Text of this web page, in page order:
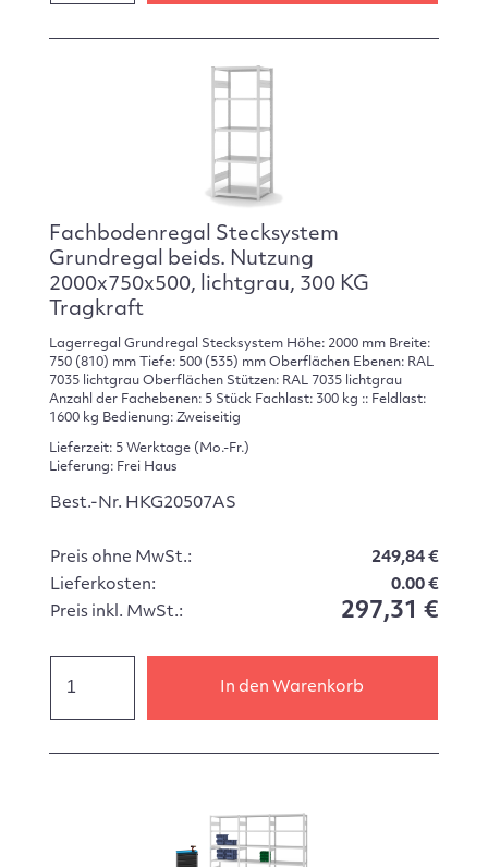
Fachbodenregal Stecksystem
Grundregal beids. Nutzung
2000x750x500, lichtgrau, 300 KG
Tragkraft
Lagerregal Grundregal Stecksystem Höhe: 2000 mm Breite:
750 (810) mm Tiefe: 500 (535) mm Oberflächen Ebenen: RAL
7035 lichtgrau Oberflächen Stützen: RAL 7035 lichtgrau
Anzahl der Fachebenen: 5 Stück Fachlast: 300 kg :: Feldlast:
1600 kg Bedienung: Zweiseitig
Lieferzeit: 5 Werktage (Mo.-Fr.)
Lieferung: Frei Haus
Best.-Nr. HKG20507AS
Preis ohne MwSt.:
249,84 €
Lieferkosten:
0.00 €
Preis inkl. MwSt.:
297,31 €
In den Warenkorb